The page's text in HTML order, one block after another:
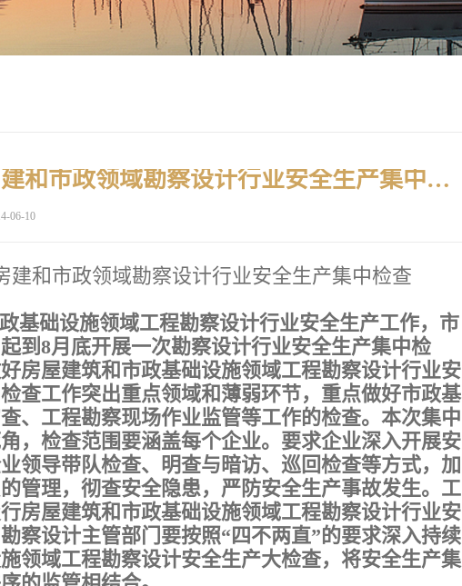
市城乡建设委全面开展房建和市政领域勘察设计行业安全生产集中检查
06-10
建和市政领域勘察设计行业安全生产集中检查
基础设施领域工程勘察设计行业安全生产工作，市
到8月底开展一次勘察设计行业安全生产集中检
房屋建筑和市政基础设施领域工程勘察设计行业安
查工作突出重点领域和薄弱环节，重点做好市政基
、工程勘察现场作业监管等工作的检查。本次集中
，检查范围要涵盖每个企业。要求企业深入开展安
领导带队检查、明查与暗访、巡回检查等方式，加
管理，彻查安全隐患，严防安全生产事故发生。工
房屋建筑和市政基础设施领域工程勘察设计行业安
察设计主管部门要按照“四不两直”的要求深入持续
领域工程勘察设计安全生产大检查，将安全生产集